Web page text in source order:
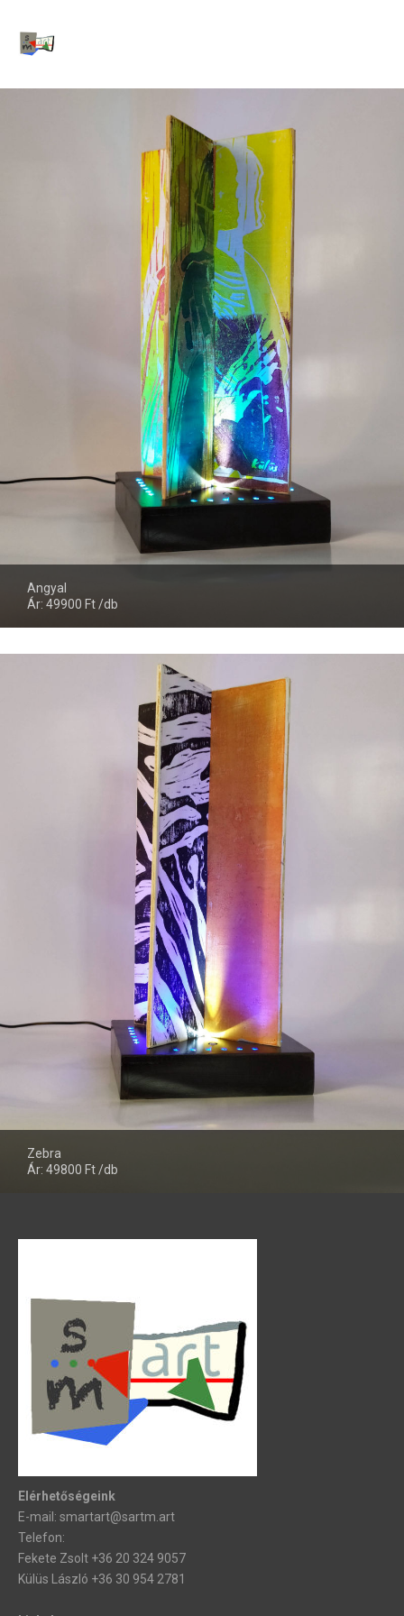
Angyal
Ár: 49900 Ft /db
Zebra
Ár: 49800 Ft /db
Elérhetőségeink
E-mail: smartart@sartm.art
Telefon:
Fekete Zsolt +36 20 324 9057
Külüs László +36 30 954 2781